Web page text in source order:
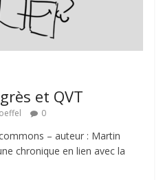
et QVT
0
– auteur : Martin
chronique en lien avec la